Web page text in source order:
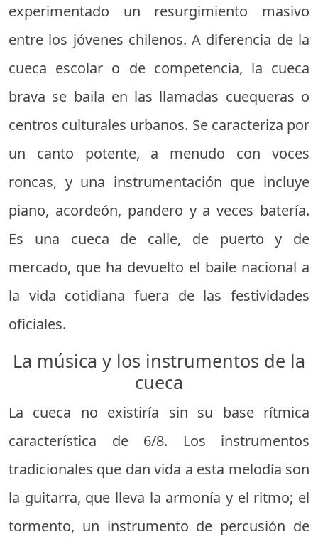
experimentado un resurgimiento masivo
entre los jóvenes chilenos. A diferencia de la
cueca escolar o de competencia, la cueca
brava se baila en las llamadas cuequeras o
centros culturales urbanos. Se caracteriza por
un canto potente, a menudo con voces
roncas, y una instrumentación que incluye
piano, acordeón, pandero y a veces batería.
Es una cueca de calle, de puerto y de
mercado, que ha devuelto el baile nacional a
la vida cotidiana fuera de las festividades
oficiales.
La música y los instrumentos de la
cueca
La cueca no existiría sin su base rítmica
característica de 6/8. Los instrumentos
tradicionales que dan vida a esta melodía son
la guitarra, que lleva la armonía y el ritmo; el
tormento, un instrumento de percusión de